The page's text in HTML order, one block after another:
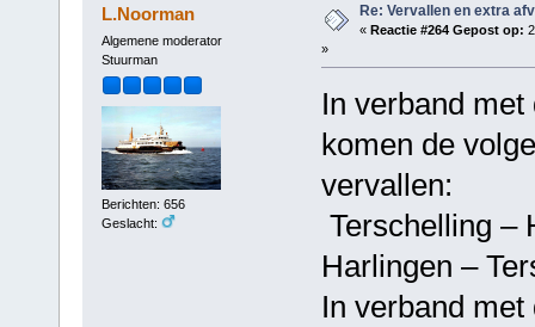
L.Noorman
Algemene moderator
Stuurman
Berichten: 656
Geslacht:
Re: Vervallen en extra
« Reactie #264 Gepost op:
»
In verband
komen de
vervallen:
Terschelling
Harlingen –
In verband